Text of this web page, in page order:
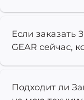
Если заказать
GEAR сейчас,
Подходит ли